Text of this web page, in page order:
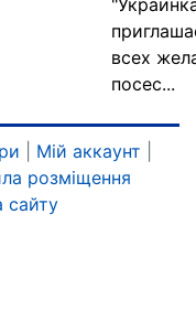
всех
посес...
Мій аккаунт
розміщення
сайту